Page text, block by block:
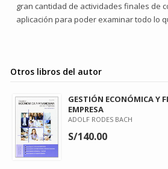
gran cantidad de actividades finales de
aplicación para poder examinar todo lo
Otros libros del autor
GESTIÓN ECONÓMICA Y
EMPRESA
ADOLF RODES BACH
S/140.00